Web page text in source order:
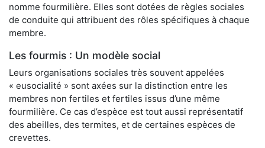
nomme fourmilière. Elles sont dotées de règles sociales
de conduite qui attribuent des rôles spécifiques à chaque
membre.
Les fourmis : Un modèle social
Leurs organisations sociales très souvent appelées
« eusocialité » sont axées sur la distinction entre les
membres non fertiles et fertiles issus d’une même
fourmilière. Ce cas d’espèce est tout aussi représentatif
des abeilles, des termites, et de certaines espèces de
crevettes.